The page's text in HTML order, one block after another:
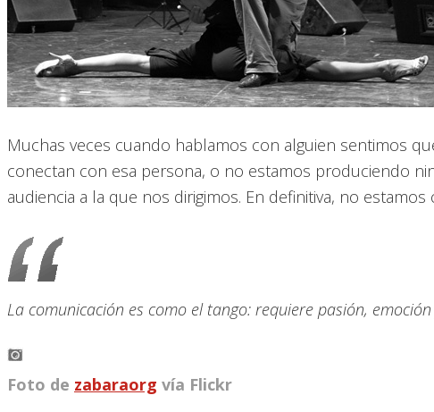
Muchas veces cuando hablamos con alguien sentimos
conectan con esa persona, o no estamos produciendo
audiencia a la que nos dirigimos. En definitiva, no estamos
La comunicación es como el tango: requiere pasión,
Foto de zabaraorg vía Flickr